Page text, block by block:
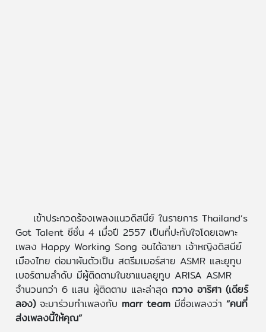
เข้าประกวดร้องเพลงแนวดิสนีย์ ในรายการ Thailand’s
Got Talent ซีซั่น 4 เมื่อปี 2557 เป็นที่ปะทับใจโดยเฉพาะ
เพลง Happy Working Song จนได้ฉายา เจ้าหญิงดิสนีย์
เมืองไทย ต่อมาผันตัวเป็น สตรีมเมอร์สาย ASMR และยูทูบ
เบอร์ตามลำดับ มีผู้ติดตามในชาแนลยูทูบ ARISA ASMR
จำนวนกว่า 6 แสน ผู้ติดตาม และล่าสุด กวาง อาริศา (เดียร์
ลอง)จะมาร่วมทำเพลงกับ marr teamมีชื่อเพลงว่า “คนที่
ส่งเพลงนี้ให้คุณ”